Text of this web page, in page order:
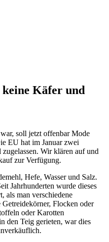
keine Käfer und
soll jetzt offenbar Mode
EU hat im Januar zwei
Wir klären auf und
zur Verfügung.
Hefe, Wasser und Salz.
Jahrhunderten wurde dieses
als man verschiedene
Getreidekörner, Flocken oder
oder Karotten
den Teig gerieten, war dies